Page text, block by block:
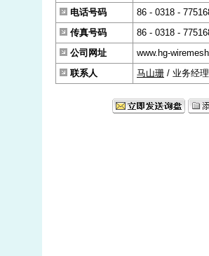
电话号码
86 - 0318 -
传真号码
86 - 0318 -
公司网址
www.hg-
联系人
马山珊 / 业务经理